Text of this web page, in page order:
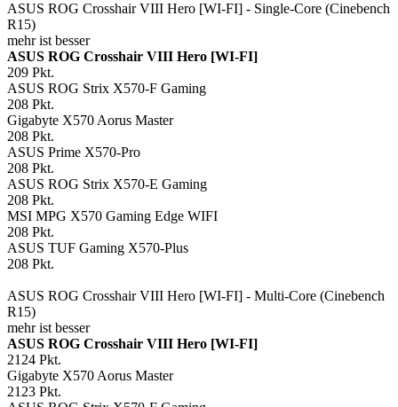
ASUS ROG Crosshair VIII Hero [WI-FI] - Single-Core (Cinebench
R15)
mehr ist besser
ASUS ROG Crosshair VIII Hero [WI-FI]
209 Pkt.
ASUS ROG Strix X570-F Gaming
208 Pkt.
Gigabyte X570 Aorus Master
208 Pkt.
ASUS Prime X570-Pro
208 Pkt.
ASUS ROG Strix X570-E Gaming
208 Pkt.
MSI MPG X570 Gaming Edge WIFI
208 Pkt.
ASUS TUF Gaming X570-Plus
208 Pkt.
ASUS ROG Crosshair VIII Hero [WI-FI] - Multi-Core (Cinebench
R15)
mehr ist besser
ASUS ROG Crosshair VIII Hero [WI-FI]
2124 Pkt.
Gigabyte X570 Aorus Master
2123 Pkt.